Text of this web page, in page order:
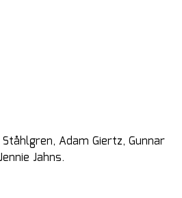
Adam Giertz, Gunnar
Jahns.